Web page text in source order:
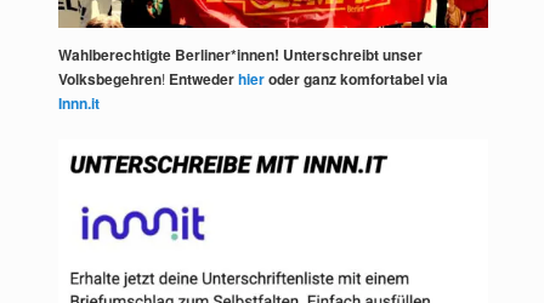
Wahlberechtigte Berliner*innen! Unterschreibt unser
Volksbegehren! Entwederhieroder ganz komfortabel via
Innn.it